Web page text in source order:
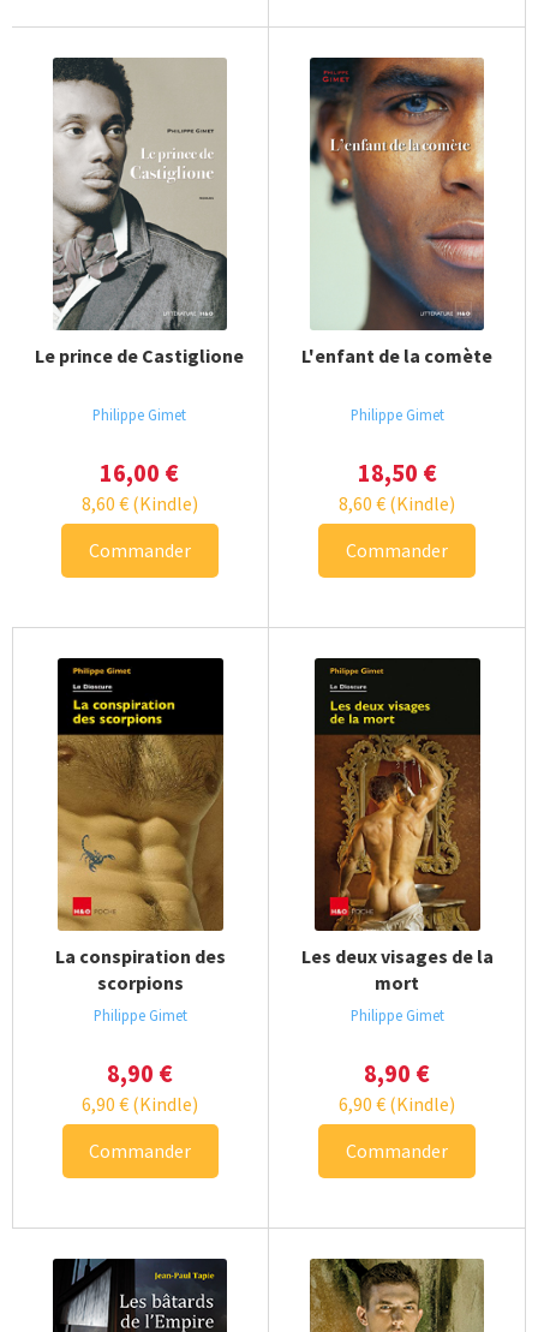
Le prince de Castiglione
Philippe Gimet
16,00 €
8,60 €(Kindle)
Commander
L'enfant de la comète
Philippe Gimet
18,50 €
8,60€ (Kindle)
Commander
La conspiration des
scorpions
Philippe Gimet
8,90 €
6,90€ (Kindle)
Commander
Les deux visages de la
mort
Philippe Gimet
8,90 €
6,90€ (Kindle)
Commander